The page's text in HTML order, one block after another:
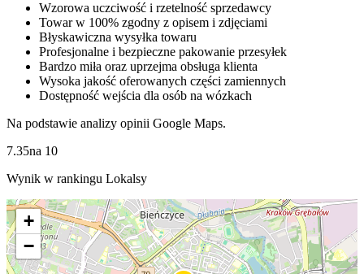
Wzorowa uczciwość i rzetelność sprzedawcy
Towar w 100% zgodny z opisem i zdjęciami
Błyskawiczna wysyłka towaru
Profesjonalne i bezpieczne pakowanie przesyłek
Bardzo miła oraz uprzejma obsługa klienta
Wysoka jakość oferowanych części zamiennych
Dostępność wejścia dla osób na wózkach
Na podstawie analizy opinii Google Maps.
7.35na 10
Wynik w rankingu Lokalsy
+
−